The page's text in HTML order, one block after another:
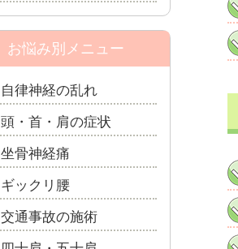
お悩み別メニュー
自律神経の乱れ
頭・首・肩の症状
坐骨神経痛
ギックリ腰
交通事故の施術